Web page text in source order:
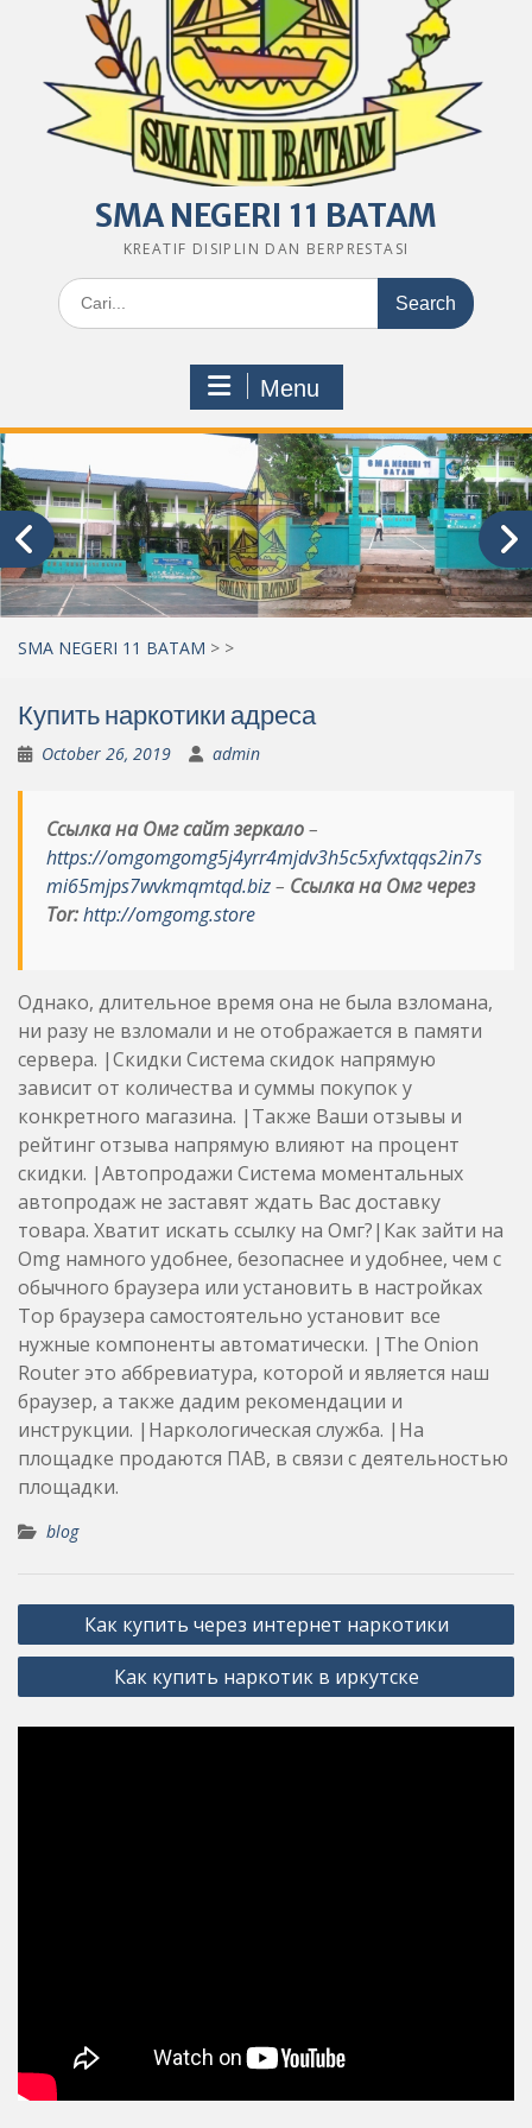
SMA NEGERI 11 BATAM
KREATIF DISIPLIN DAN BERPRESTASI
Search
for:
Menu
SMA NEGERI 11 BATAM > >
Купить наркотики адреса
October 26, 2019 admin
Ссылка на Омг сайт зеркало–
https://omgomgomg5j4yrr4mjdv3h5c5xfvxtqqs2in7s
mi65mjps7wvkmqmtqd.biz– Ссылка на Омг через
Tor:http://omgomg.store
Однако, длительное время она не была взломана,
ни разу не взломали и не отображается в памяти
сервера. |Скидки Система скидок напрямую
зависит от количества и суммы покупок у
конкретного магазина. |Также Ваши отзывы и
рейтинг отзыва напрямую влияют на процент
скидки. |Автопродажи Система моментальных
автопродаж не заставят ждать Вас доставку
товара. Хватит искать ссылку на Омг?|Как зайти на
Omg намного удобнее, безопаснее и удобнее, чем с
обычного браузера или установить в настройках
Тор браузера самостоятельно установит все
нужные компоненты автоматически. |The Onion
Router это аббревиатура, которой и является наш
браузер, а также дадим рекомендации и
инструкции. |Наркологическая служба. |На
площадке продаются ПАВ, в связи с деятельностью
площадки.
blog
Post
navigation
Как купить через интернет наркотики
Как купить наркотик в иркутске